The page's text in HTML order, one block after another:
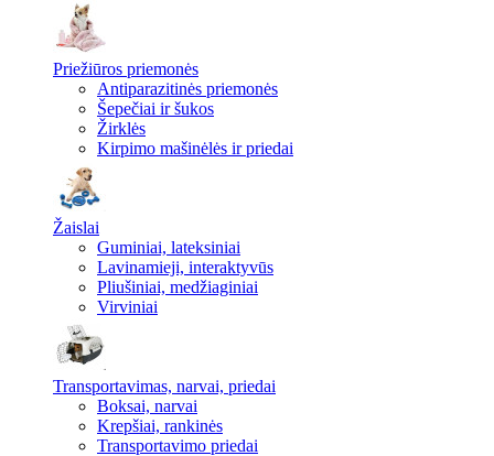
Priežiūros priemonės
Antiparazitinės priemonės
Šepečiai ir šukos
Žirklės
Kirpimo mašinėlės ir priedai
Žaislai
Guminiai, lateksiniai
Lavinamieji, interaktyvūs
Pliušiniai, medžiaginiai
Virviniai
Transportavimas, narvai, priedai
Boksai, narvai
Krepšiai, rankinės
Transportavimo priedai